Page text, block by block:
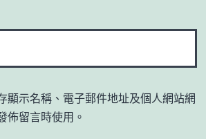
顯示名稱、電子郵件地址及個人網站網
佈留言時使用。